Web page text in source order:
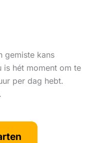
gemiste kans
is hét moment om te
per dag hebt.